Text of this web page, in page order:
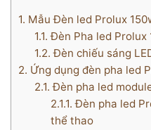
1. Mẫu Đèn led Prolux
1.1. Đèn Pha led Prolux
1.2. Đèn chiếu sáng
2. Ứng dụng đèn pha led
2.1. Đèn pha led
2.1.1. Đèn pha led
thể thao